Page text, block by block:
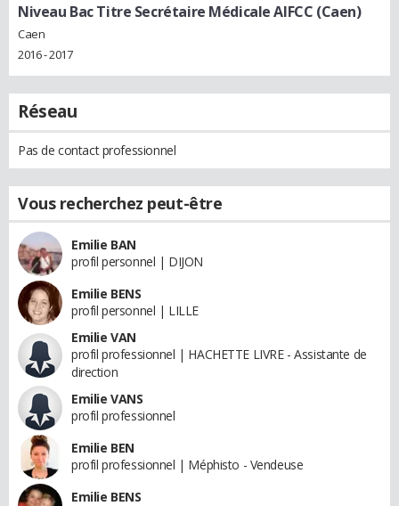
Niveau Bac Titre Secrétaire Médicale AIFCC (Caen)
Caen
2016 - 2017
Réseau
Pas de contact professionnel
Vous recherchez peut-être
Emilie BAN
profil personnel | DIJON
Emilie BENS
profil personnel | LILLE
Emilie VAN
profil professionnel | HACHETTE LIVRE - Assistante de
direction
Emilie VANS
profil professionnel
Emilie BEN
profil professionnel | Méphisto - Vendeuse
Emilie BENS